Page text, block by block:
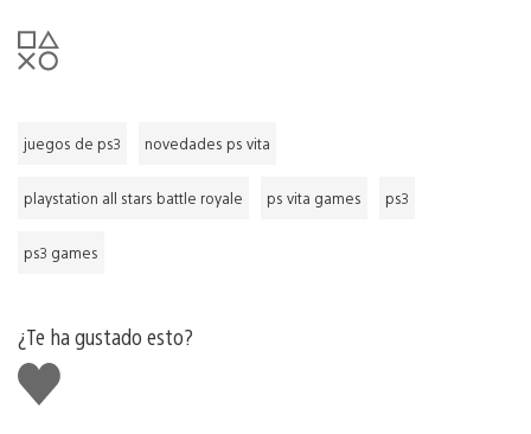
juegos de ps3 novedades ps vita
playstation all stars battle royale ps vita games ps3
ps3 games
¿Te ha gustado esto?
Me
gusta